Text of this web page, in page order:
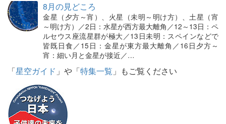
8月の見どころ
金星（夕方～宵）、火星（未明～明け方）、土星（宵
～明け方）／2日：水星が西方最大離角／12～13日：ペ
ルセウス座流星群が極大／13日未明：スペインなどで
皆既日食／15日：金星が東方最大離角／16日夕方～
宵：細い月と金星が接近／…
「星空ガイド 」や「特集一覧 」もご覧ください